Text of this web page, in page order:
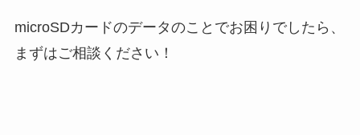
microSDカードのデータのことでお困りでしたら、
まずはご相談ください！